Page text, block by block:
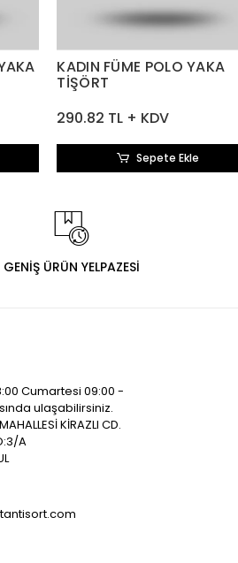
KADIN FÜME POLO YAKA
TİŞÖRT
290.82 TL + KDV
Sepete Ekle
GENİŞ ÜRÜN YELPAZESİ
Cumartesi 09:00 -
ulaşabilirsiniz.
KİRAZLI CD.
A